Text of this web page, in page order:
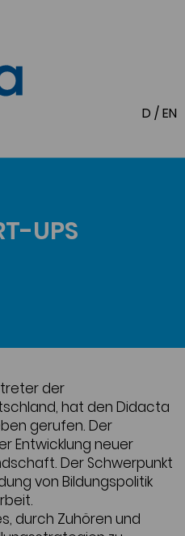
D /EN
UPS
der
hat den Didacta
gerufen. Der
Entwicklung neuer
Der Schwerpunkt
von Bildungspolitik
durch Zuhören und